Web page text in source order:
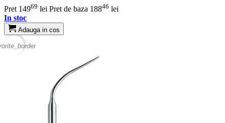
Pret 14969 lei Pret de baza 18846 lei
In stoc
Adauga in cos